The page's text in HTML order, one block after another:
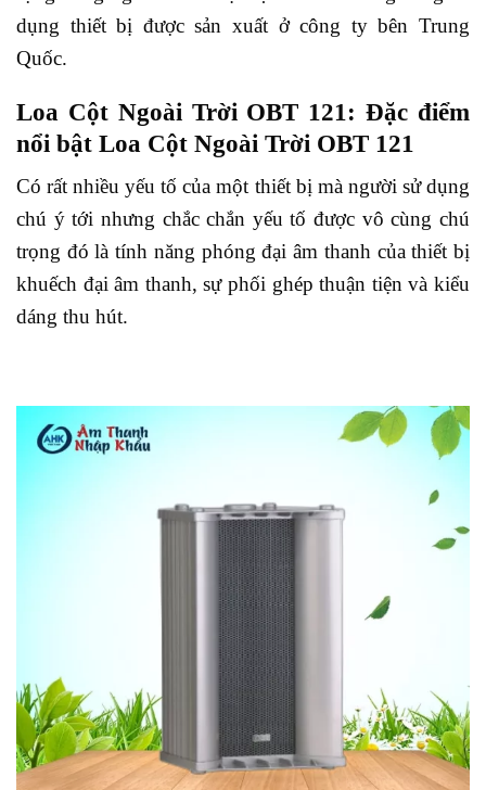
dụng thiết bị được sản xuất ở công ty bên Trung
Quốc.
Loa Cột Ngoài Trời OBT 121: Đặc điểm
nổi bật Loa Cột Ngoài Trời OBT 121
Có rất nhiều yếu tố của một thiết bị mà người sử dụng
chú ý tới nhưng chắc chắn yếu tố được vô cùng chú
trọng đó là tính năng phóng đại âm thanh của thiết bị
khuếch đại âm thanh, sự phối ghép thuận tiện và kiểu
dáng thu hút.